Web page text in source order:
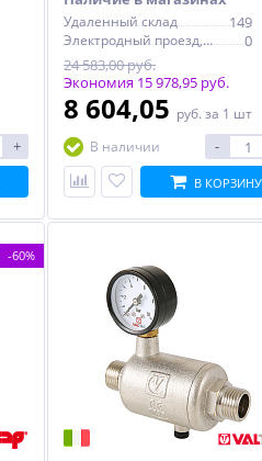
+
Удаленный склад 149
Электродный проезд, 6с1
0
24 583,00 руб.
Экономия 15 978,95 руб.
8 604,05 руб. за 1 шт
В наличии
-
В КОРЗИНУ
-60%